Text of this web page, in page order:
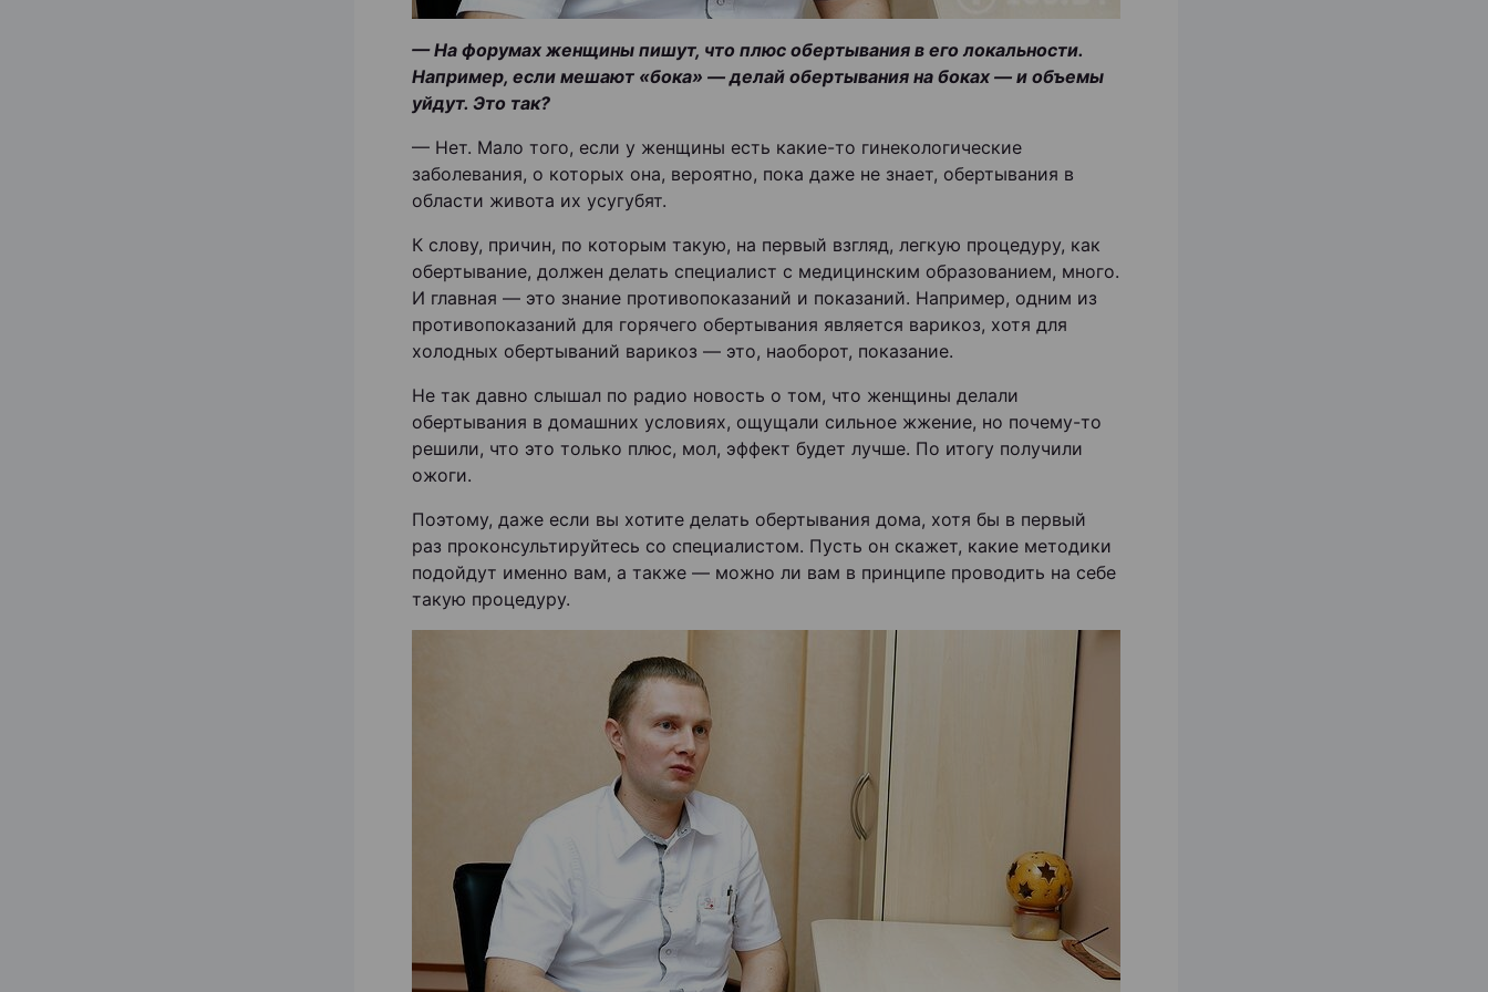
— На форумах женщины пишут, что плюс обертывания в его локальности.
Например, если мешают «бока» — делай обертывания на боках — и объемы
уйдут. Это так?
— Нет. Мало того, если у женщины есть какие-то гинекологические
заболевания, о которых она, вероятно, пока даже не знает, обертывания в
области живота их усугубят.
К слову, причин, по которым такую, на первый взгляд, легкую процедуру, как
обертывание, должен делать специалист с медицинским образованием, много.
И главная — это знание противопоказаний и показаний. Например, одним из
противопоказаний для горячего обертывания является варикоз, хотя для
холодных обертываний варикоз — это, наоборот, показание.
Не так давно слышал по радио новость о том, что женщины делали
обертывания в домашних условиях, ощущали сильное жжение, но почему-то
решили, что это только плюс, мол, эффект будет лучше. По итогу получили
ожоги.
Поэтому, даже если вы хотите делать обертывания дома, хотя бы в первый
раз проконсультируйтесь со специалистом. Пусть он скажет, какие методики
подойдут именно вам, а также — можно ли вам в принципе проводить на себе
такую процедуру.